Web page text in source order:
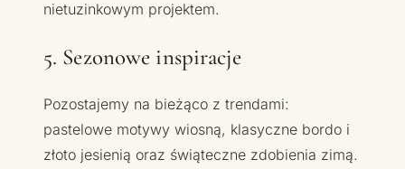
nietuzinkowym projektem.
5. Sezonowe inspiracje
Pozostajemy na bieżąco z trendami:
pastelowe motywy wiosną, klasyczne bordo i
złoto jesienią oraz świąteczne zdobienia zimą.